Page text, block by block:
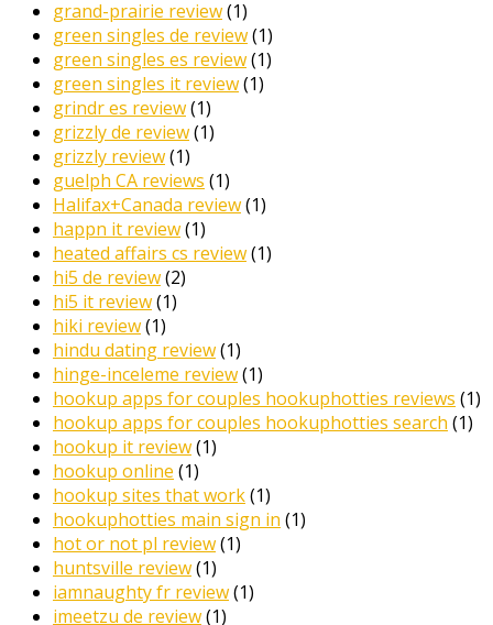
grand-prairie review(1)
green singles de review(1)
green singles es review(1)
green singles it review(1)
grindr es review(1)
grizzly de review(1)
grizzly review(1)
guelph CA reviews (1)
Halifax+Canada review(1)
happn it review(1)
heated affairs cs review(1)
hi5 de review(2)
hi5 it review(1)
hiki review(1)
hindu dating review(1)
hinge-inceleme review(1)
hookup apps for couples hookuphotties reviews (1)
hookup apps for couples hookuphotties search (1)
hookup it review(1)
hookup online (1)
hookup sites that work(1)
hookuphotties main sign in (1)
hot or not pl review(1)
huntsville review(1)
iamnaughty fr review(1)
imeetzu de review(1)